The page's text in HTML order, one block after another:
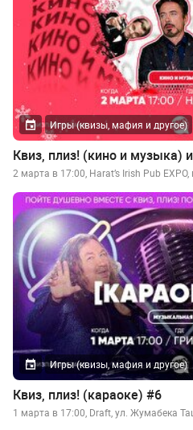
Игры (квизы, мафия и другое)
Квиз, плиз! (кино и музыка)
2 марта в 17:00, Harat’s Irish Pub
Игры (квизы, мафия и другое)
Квиз, плиз! (караоке) #6
1 марта в 17:00, Draft, ул. Жумабека